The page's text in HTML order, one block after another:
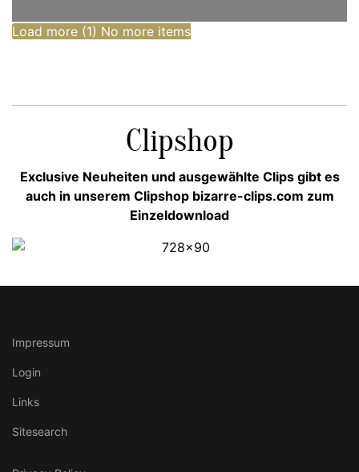
Load more (1) No more items
Clipshop
Exclusive Neuheiten und ausgewählte Clips gibt es
auch in unserem Clipshop bizarre-clips.com zum
Einzeldownload
Impressum
Login
Links
Sitesearch